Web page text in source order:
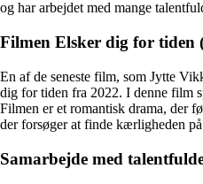
og har arbejdet med mange
Filmen Elsker dig for tiden
En af de seneste film, som Jytte
dig for tiden fra 2022. I denne film
Filmen er et romantisk drama, der
der forsøger at finde kærligheden
Samarbejde med